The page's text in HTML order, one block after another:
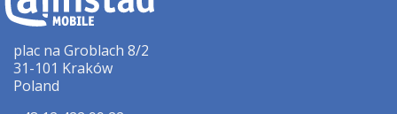
plac na Groblach 8/2
31-101 Kraków
Poland